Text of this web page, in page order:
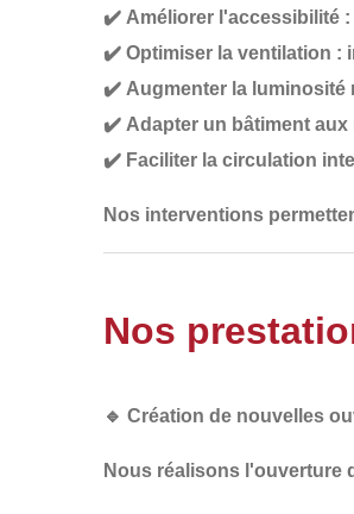
✔️ Améliorer l'accessibilité
✔️ Optimiser la ventilation :
✔️ Augmenter la luminosité
✔️ Adapter un bâtiment
✔️ Faciliter la circulation
Nos interventions
Nos
🔹 Création de nouvelles
Nous réalisons l'ouverture